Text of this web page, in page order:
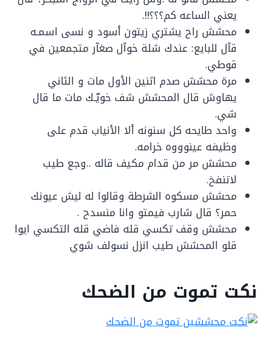
يعني الساعه كم؟؟؟!!.
محشش راح يشتري زيتون أسود و نسى اسمـه
قآل للبايع: عندك شلة خوآل صغآر متجمعين في
قوطي.
مرة محشش صدم اثنين الأول مات و الثاني
يهاوش قال المحشش شف خويّـك مات ما قال
شي.
واحد طايحه كل سنونه ألا الأنياب قدم على
وظيفه عينوووه خرامه.
محشش مر من قدام مكيف قاله ..وجع طيب
لاتنفخ.
محشش مسكوه الشرطة وقالوا له ليش عيونك
حمر؟ قال شارب فيمتو وانا منسدح .
محشش وقف تكسي قله فاضي قله التكسي ايوا
قلو المحشش طيب انزل نسولف شوي
نكت تموت من الضحك